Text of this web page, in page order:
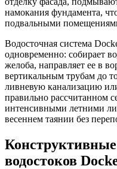
намокания фундамента,
подвальными
Водосточная система
одновременно: собирает
желоба, направляет ее в
вертикальным трубам до
ливневую канализацию
правильно рассчитанном
интенсивными летними
весеннем таянии без
Конструктивные
водостоков